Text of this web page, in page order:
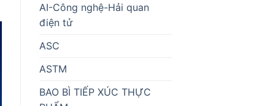
AI-Công nghệ-Hải quan
điện tử
ASC
ASTM
BAO BÌ TIẾP XÚC THỰC